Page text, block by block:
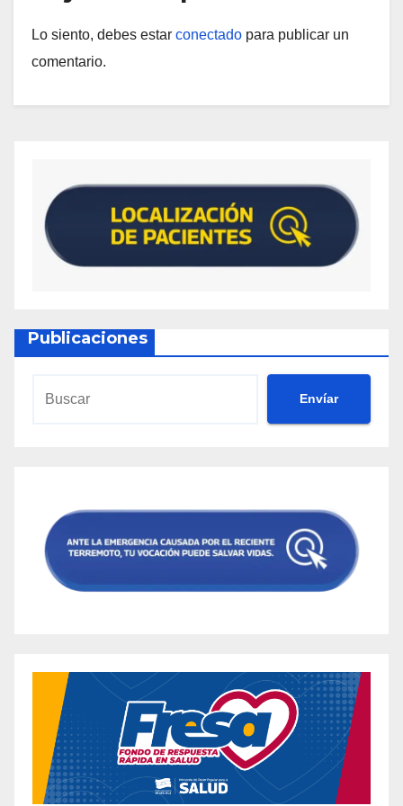
Lo siento, debes estar conectado para publicar un
comentario.
Publicaciones
Envíar